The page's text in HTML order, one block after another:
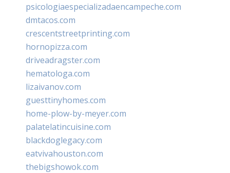
psicologiaespecializadaencampeche.com
dmtacos.com
crescentstreetprinting.com
hornopizza.com
driveadragster.com
hematologa.com
lizaivanov.com
guesttinyhomes.com
home-plow-by-meyer.com
palatelatincuisine.com
blackdoglegacy.com
eatvivahouston.com
thebigshowok.com